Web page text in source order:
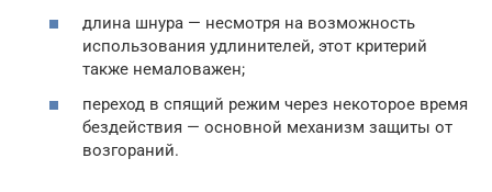
длина шнура — несмотря на возможность
использования удлинителей, этот критерий
также немаловажен;
переход в спящий режим через некоторое время
бездействия — основной механизм защиты от
возгораний.